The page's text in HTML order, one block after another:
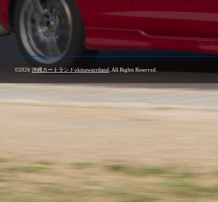
©2026 沖縄カートランドokinawacrtland . All Rights Reserved.